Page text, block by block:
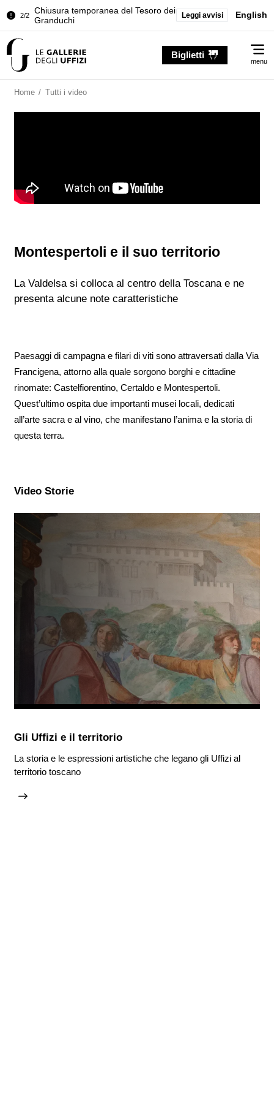
2/2
Chiusura temporanea del Tesoro dei
Granduchi
della Sala dell'Iliade
Granduchi
Leggi avvisi English
Biglietti
menu
Home / Tutti i video
Montespertoli e il suo territorio
La Valdelsa si colloca al centro della Toscana e ne
presenta alcune note caratteristiche
Paesaggi di campagna e filari di viti sono attraversati dalla Via
Francigena, attorno alla quale sorgono borghi e cittadine
rinomate: Castelfiorentino, Certaldo e Montespertoli.
Quest’ultimo ospita due importanti musei locali, dedicati
all’arte sacra e al vino, che manifestano l’anima e la storia di
questa terra.
Video Storie
Gli Uffizi e il territorio
La storia e le espressioni artistiche che legano gli Uffizi al
territorio toscano